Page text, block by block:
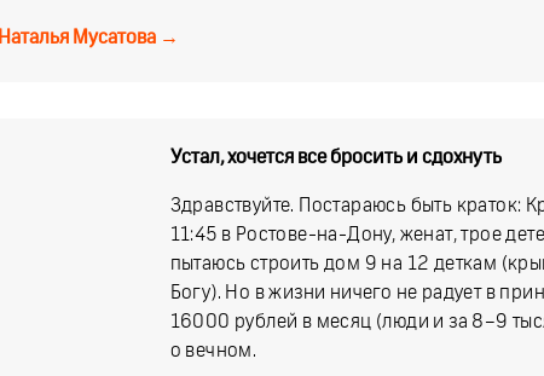
Наталья Мусатова →
Устал, хочется все бросить и сдохнуть
Здравствуйте. Постараюсь быть краток:
11:45 в Ростове-на-Дону, женат, трое
пытаюсь строить дом 9 на 12 деткам
Богу). Но в жизни ничего не радует в
16000 рублей в месяц (люди и за 8–9
о вечном.